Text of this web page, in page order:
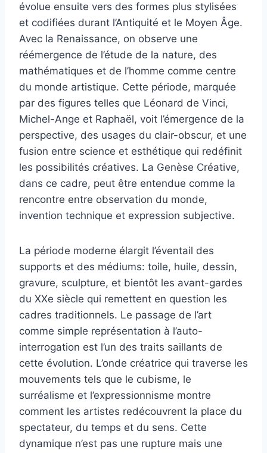
évolue ensuite vers des formes plus stylisées
et codifiées durant l’Antiquité et le Moyen Âge.
Avec la Renaissance, on observe une
réémergence de l’étude de la nature, des
mathématiques et de l’homme comme centre
du monde artistique. Cette période, marquée
par des figures telles que Léonard de Vinci,
Michel-Ange et Raphaël, voit l’émergence de la
perspective, des usages du clair-obscur, et une
fusion entre science et esthétique qui redéfinit
les possibilités créatives. La Genèse Créative,
dans ce cadre, peut être entendue comme la
rencontre entre observation du monde,
invention technique et expression subjective.
La période moderne élargit l’éventail des
supports et des médiums: toile, huile, dessin,
gravure, sculpture, et bientôt les avant-gardes
du XXe siècle qui remettent en question les
cadres traditionnels. Le passage de l’art
comme simple représentation à l’auto-
interrogation est l’un des traits saillants de
cette évolution. L’onde créatrice qui traverse les
mouvements tels que le cubisme, le
surréalisme et l’expressionnisme montre
comment les artistes redécouvrent la place du
spectateur, du temps et du sens. Cette
dynamique n’est pas une rupture mais une